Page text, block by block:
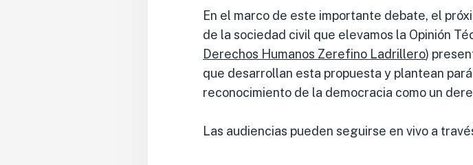
En el marco de este importante debate, el
de la sociedad civil que elevamos la Opinión
Derechos Humanos Zerefino Ladrillero)
que desarrollan esta propuesta y plantean
reconocimiento de la democracia como un
Las audiencias pueden seguirse en vivo a